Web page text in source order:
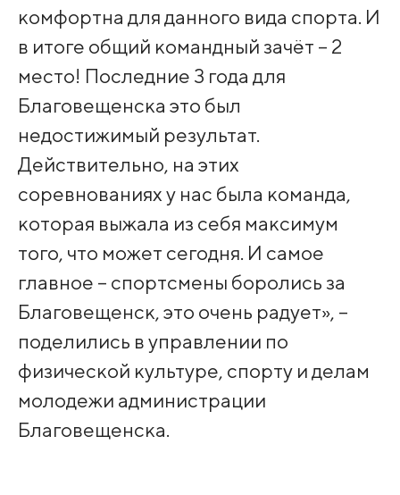
комфортна для данного вида спорта. И
в итоге общий командный зачёт – 2
место! Последние 3 года для
Благовещенска это был
недостижимый результат.
Действительно, на этих
соревнованиях у нас была команда,
которая выжала из себя максимум
того, что может сегодня. И самое
главное – спортсмены боролись за
Благовещенск, это очень радует», –
поделились в управлении по
физической культуре, спорту и делам
молодежи администрации
Благовещенска.